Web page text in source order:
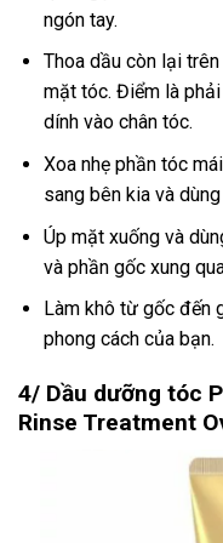
ngón tay.
Thoa dầu còn lại
mặt tóc. Điểm là
dính vào chân tóc.
Xoa nhẹ phần tóc
sang bên kia và
Úp mặt xuống và
và phần gốc xung
Làm khô từ gốc đến
phong cách của bạn.
4/ Dầu dưỡng tóc
Rinse Treatment